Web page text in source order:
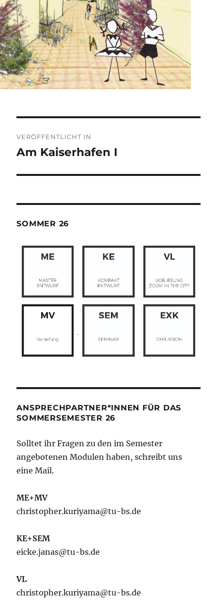
VERÖFFENTLICHT IN
Am Kaiserhafen I
SOMMER 26
ANSPRECHPARTNER*INNEN FÜR DAS
SOMMERSEMESTER 26
Solltet ihr Fragen zu den im Semester
angebotenen Modulen haben, schreibt uns
eine Mail.
ME+MV
christopher.kuriyama@tu-bs.de
KE+SEM
eicke.janas@tu-bs.de
VL
christopher.kuriyama@tu-bs.de